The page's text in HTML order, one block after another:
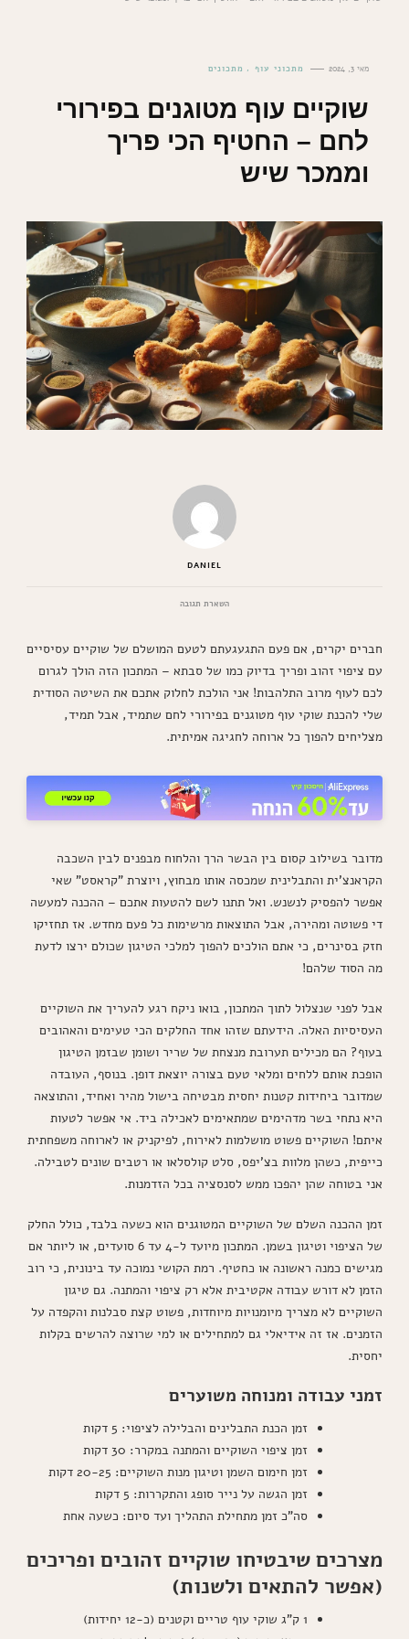
מאי 3, 2024 מתכוני עוף מתכונים
שוקיים עוף מטוגנים בפירורי
לחם – החטיף הכי פריך
וממכר שיש
DANIEL
השארת תגובהבנושא
מטוגנים
לחם
–
הכי
פריך
חברים יקרים, אם פעם התגעגעתם לטעם המושלם של שוקיים עסיסיים
עם ציפוי זהוב ופריך בדיוק כמו של סבתא – המתכון הזה הולך לגרום
לכם לעוף מרוב התלהבות! אני הולכת לחלוק אתכם את השיטה הסודית
שלי להכנת שוקי עוף מטוגנים בפירורי לחם שתמיד, אבל תמיד,
מצליחים להפוך כל ארוחה לחגיגה אמיתית.
מדובר בשילוב קסום בין הבשר הרך והלחוח מבפנים לבין השכבה
הקראנצ'ית והתבלינית שמכסה אותו מבחוץ, ויוצרת "קראסט" שאי
אפשר להפסיק לנשנש. ואל תתנו לשם להטעות אתכם – ההכנה למעשה
די פשוטה ומהירה, אבל התוצאות מרשימות כל פעם מחדש. אז תחזיקו
חזק בסינרים, כי אתם הולכים להפוך למלכי הטיגון שכולם ירצו לדעת
מה הסוד שלהם!
אבל לפני שנצלול לתוך המתכון, בואו ניקח רגע להעריך את השוקיים
העסיסיות האלה. הידעתם שזהו אחד החלקים הכי טעימים והאהובים
בעוף? הם מכילים תערובת מנצחת של שריר ושומן שבזמן הטיגון
הופכת אותם ללחים ומלאי טעם בצורה יוצאת דופן. בנוסף, העובדה
שמדובר ביחידות קטנות יחסית מבטיחה בישול מהיר ואחיד, והתוצאה
היא נתחי בשר מדהימים שמתאימים לאכילה ביד. אי אפשר לטעות
איתם! השוקיים פשוט מושלמות לאירוח, לפיקניק או לארוחה משפחתית
כייפית, כשהן מלוות בצ'יפס, סלט קולסלאו או רטבים שונים לטבילה.
אני בטוחה שהן יהפכו ממש לסנסציה בכל הזדמנות.
זמן ההכנה השלם של השוקיים המטוגנים הוא כשעה בלבד, כולל החלק
של הציפוי וטיגון בשמן. המתכון מיועד ל-4 עד 6 סועדים, או ליותר אם
מגישים כמנה ראשונה או כחטיף. רמת הקושי נמוכה עד בינונית, כי רוב
הזמן לא דורש עבודה אקטיבית אלא רק ציפוי והמתנה. גם טיגון
השוקיים לא מצריך מיומנויות מיוחדות, פשוט קצת סבלנות והקפדה על
הזמנים. אז זה אידיאלי גם למתחילים או למי שרוצה להרשים בקלות
יחסית.
זמני עבודה ומנוחה משוערים
זמן הכנת התבלינים והבלילה לציפוי: 5 דקות
זמן ציפוי השוקיים והמתנה במקרר: 30 דקות
זמן חימום השמן וטיגון מנות השוקיים: 20-25 דקות
זמן הגשה על נייר סופג והתקררות: 5 דקות
סה"כ זמן מתחילת התהליך ועד סיום: כשעה אחת
מצרכים שיבטיחו שוקיים זהובים ופריכים
(אפשר להתאים ולשנות)
1 ק"ג שוקי עוף טריים וקטנים (כ-12 יחידות)